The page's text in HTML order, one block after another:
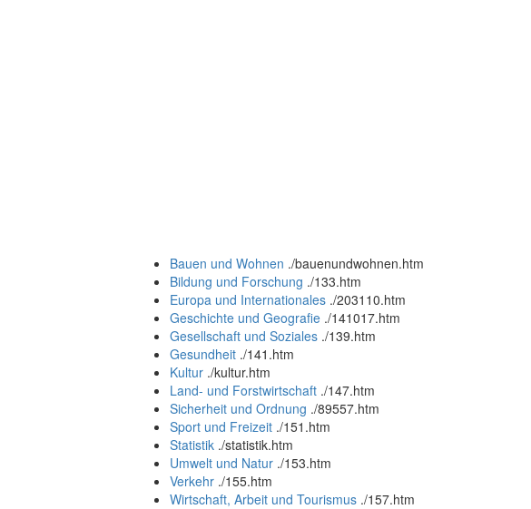
Bauen und Wohnen ./bauenundwohnen.htm
Bildung und Forschung ./133.htm
Europa und Internationales ./203110.htm
Geschichte und Geografie ./141017.htm
Gesellschaft und Soziales ./139.htm
Gesundheit ./141.htm
Kultur ./kultur.htm
Land- und Forstwirtschaft ./147.htm
Sicherheit und Ordnung ./89557.htm
Sport und Freizeit ./151.htm
Statistik ./statistik.htm
Umwelt und Natur ./153.htm
Verkehr ./155.htm
Wirtschaft, Arbeit und Tourismus ./157.htm